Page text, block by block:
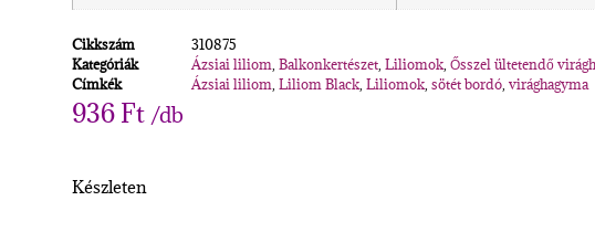
Cikkszám
310875
Kategóriák
Ázsiai liliom, Balkonkertészet, Liliomok, Ősszel ültetendő
Címkék
Ázsiai liliom, Liliom Black, Liliomok, sötét bordó, virághagyma
936Ft /db
Készleten